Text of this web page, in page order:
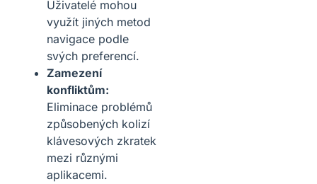
Uživatelé mohou
využít jiných metod
navigace podle
svých preferencí.
Zamezení
konfliktům:
Eliminace problémů
způsobených kolizí
klávesových zkratek
mezi různými
aplikacemi.